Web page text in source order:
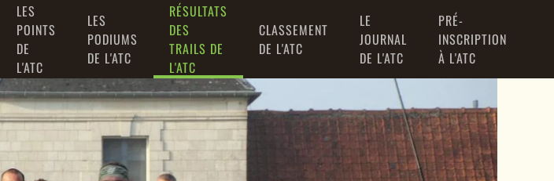
LES
POINTS
DE
L'ATC
LES
PODIUMS
DE L'ATC
RÉSULTATS
DES
TRAILS DE
L'ATC
CLASSEMENT
DE L'ATC
LE
JOURNAL
DE L'ATC
PRÉ-
INSCRIPTION
À L'ATC